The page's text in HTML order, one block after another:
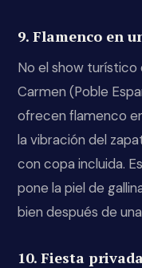
9. Flamenco en
No el show turístico
Carmen (Poble
ofrecen flamenco
la vibración del
con copa incluida.
pone la piel de
bien después de
10. Fiesta